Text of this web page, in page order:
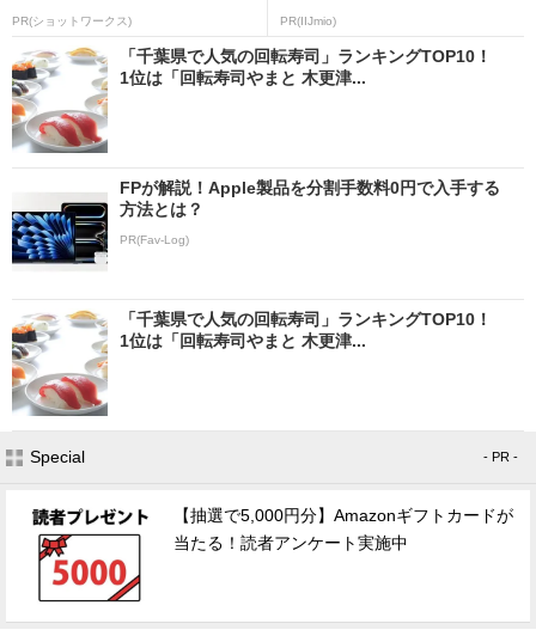
PR(ショットワークス) PR(IIJmio)
「千葉県で人気の回転寿司」ランキングTOP10！
1位は「回転寿司やまと 木更津...
FPが解説！Apple製品を分割手数料0円で入手する
方法とは？
PR(Fav-Log)
「千葉県で人気の回転寿司」ランキングTOP10！
1位は「回転寿司やまと 木更津...
Special - PR -
【抽選で5,000円分】Amazonギフトカードが
当たる！読者アンケート実施中